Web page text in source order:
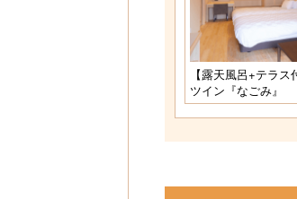
【愛犬同伴専用客室
ツインルーム／禁煙
1名
様1
定員
【露天風呂+テラ
ツイン『なごみ』